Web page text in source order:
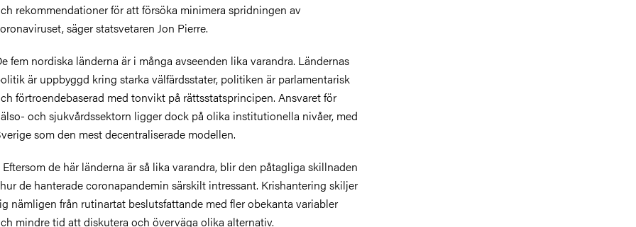
rekommendationer för att försöka minimera spridningen av
säger statsvetaren Jon Pierre.
fem nordiska länderna är i många avseenden lika varandra. Ländernas
är uppbyggd kring starka välfärdsstater, politiken är parlamentarisk
förtroendebaserad med tonvikt på rättsstatsprincipen. Ansvaret för
och sjukvårdssektorn ligger dock på olika institutionella nivåer, med
som den mest decentraliserade modellen.
Eftersom de här länderna är så lika varandra, blir den påtagliga skillnaden
de hanterade coronapandemin särskilt intressant. Krishantering skiljer
nämligen från rutinartat beslutsfattande med fler obekanta variabler
mindre tid att diskutera och överväga olika alternativ.